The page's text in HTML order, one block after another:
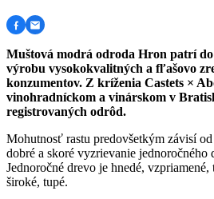
Muštová modrá odroda Hron patrí
výrobu vysokokvalitných a fľašovo
konzumentov. Z kríženia Castets ×
vinohradníckom a vinárskom v
registrovaných odrôd.
Mohutnosť rastu predovšetkým závisí
dobré a skoré vyzrievanie
Jednoročné drevo je hnedé,
široké, tupé.